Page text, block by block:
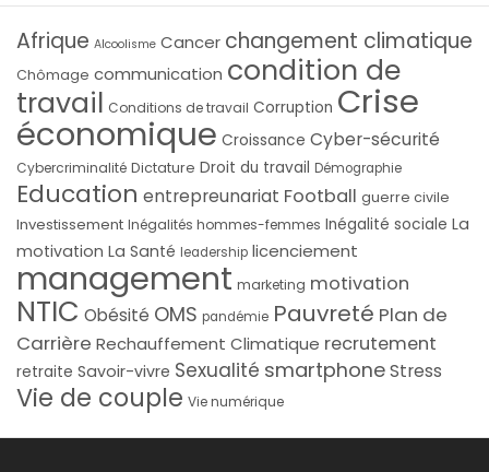
Afrique Alcoolisme Cancer changement climatique
Chômage communication condition de
travail Conditions de travail Corruption Crise
économique Croissance Cyber-sécurité
Cybercriminalité Dictature Droit du travail Démographie
Education entrepreunariat Football guerre civile
Investissement Inégalités hommes-femmes Inégalité sociale La
motivation La Santé leadership licenciement
management marketing motivation
NTIC Obésité OMS pandémie Pauvreté Plan de
Carrière Rechauffement Climatique recrutement
retraite Savoir-vivre Sexualité smartphoneStress
Vie de couple Vie numérique